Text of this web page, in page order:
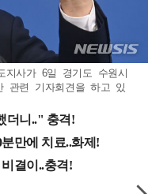
지사가 6일 경기도 수원시
관련 기자회견을 하고 있